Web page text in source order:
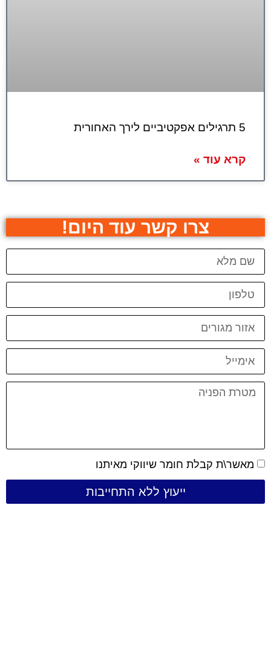
5 תרגילים אפקטיביים לירך האחורית
קרא עוד »
צרו קשר עוד היום!
מאשר\ת קבלת חומר שיווקי מאיתנו
ייעוץ ללא התחייבות